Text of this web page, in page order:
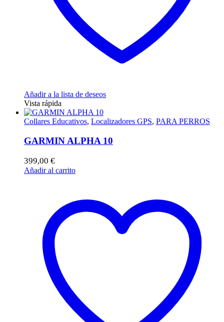
Añadir a la lista de deseos
Vista rápida
Collares Educativos, Localizadores GPS, PARA PERROS
GARMIN ALPHA 10
399,00 €
Añadir al carrito